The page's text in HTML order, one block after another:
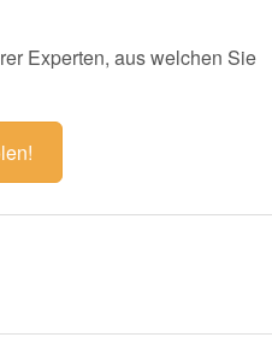
Experten, aus welchen Sie